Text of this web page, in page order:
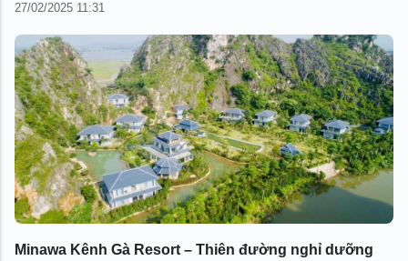
27/02/2025 11:31
Minawa Kênh Gà Resort – Thiên đường nghỉ dưỡng